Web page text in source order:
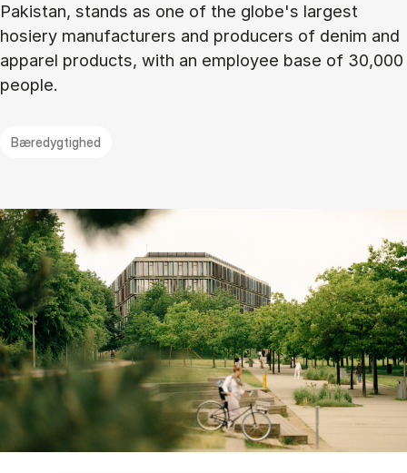
Pakistan, stands as one of the globe's largest
hosiery manufacturers and producers of denim and
apparel products, with an employee base of 30,000
people.
Bæredygtighed